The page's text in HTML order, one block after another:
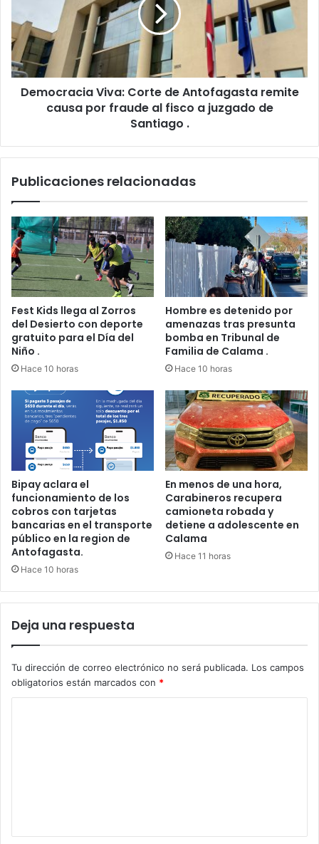
Democracia Viva: Corte de Antofagasta remite
causa por fraude al fisco a juzgado de
Santiago .
Publicaciones relacionadas
Fest Kids llega al Zorros
del Desierto con deporte
gratuito para el Día del
Niño .
Hace 10 horas
Hombre es detenido por
amenazas tras presunta
bomba en Tribunal de
Familia de Calama .
Hace 10 horas
Bipay aclara el
funcionamiento de los
cobros con tarjetas
bancarias en el transporte
público en la region de
Antofagasta.
Hace 10 horas
En menos de una hora,
Carabineros recupera
camioneta robada y
detiene a adolescente en
Calama
Hace 11 horas
Deja una respuesta
Tu dirección de correo electrónico no será publicada. Los campos
obligatorios están marcados con *
a